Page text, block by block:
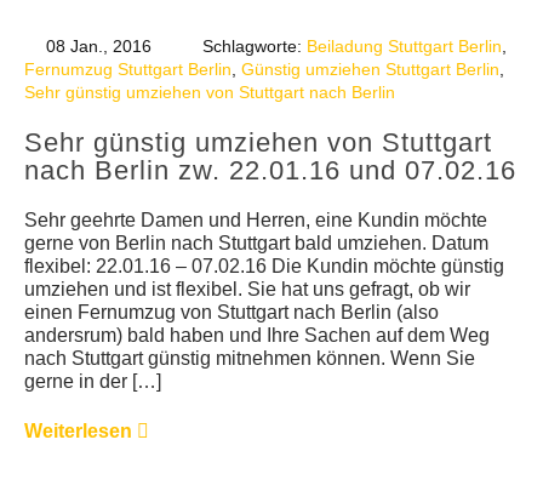
08 Jan., 2016 Schlagworte: Beiladung Stuttgart Berlin
Fernumzug Stuttgart Berlin Günstig umziehen Stuttgart Berlin
Sehr günstig umziehen von Stuttgart nach Berlin
Sehr günstig umziehen von Stuttgart
nach Berlin zw. 22.01.16 und 07.02.16
Sehr geehrte Damen und Herren, eine Kundin möchte
gerne von Berlin nach Stuttgart bald umziehen. Datum
flexibel: 22.01.16 – 07.02.16 Die Kundin möchte günstig
umziehen und ist flexibel. Sie hat uns gefragt, ob wir
einen Fernumzug von Stuttgart nach Berlin (also
andersrum) bald haben und Ihre Sachen auf dem Weg
nach Stuttgart günstig mitnehmen können. Wenn Sie
gerne in der […]
Weiterlesen